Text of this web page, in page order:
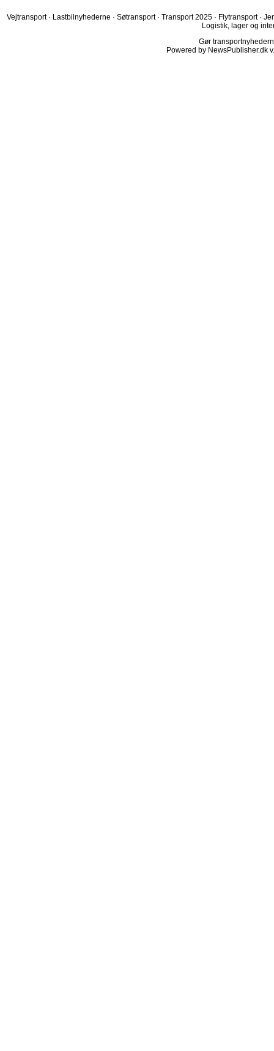
Vejtransport · Lastbilnyhederne · Søtransport · Transport 2025 · Flytransport ·
Logistik, lager og
Gør
Powered by NewsPublisher.dk